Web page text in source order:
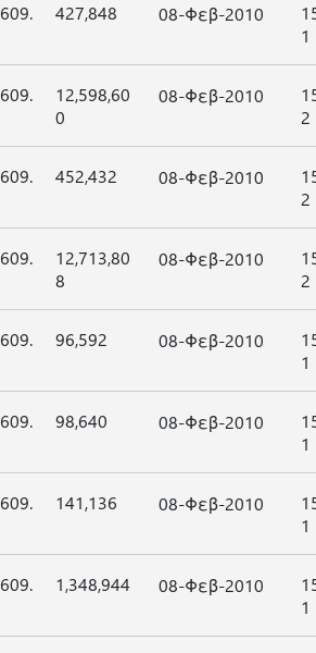
427,848 08-Φεβ-2010
1
12,598,60
0
08-Φεβ-2010
2
452,432 08-Φεβ-2010
2
12,713,80
8
08-Φεβ-2010
2
96,592 08-Φεβ-2010
1
98,640 08-Φεβ-2010
1
141,136 08-Φεβ-2010
1
1,348,944 08-Φεβ-2010
1